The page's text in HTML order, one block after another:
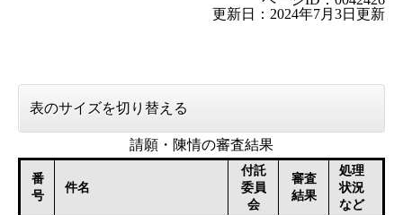
更新日：2024年7月3日更新
表のサイズを切り替える
請願・陳情の審査結果
番
号
件名
付託
委員
会
審査
結果
処理
状況
など